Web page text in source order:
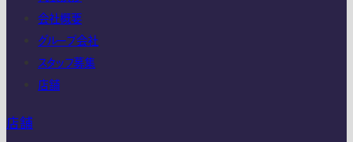
会社概要
グループ会社
スタッフ募集
店舗
店舗